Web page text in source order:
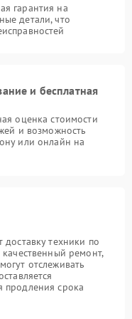
гарантия на
детали, что
и бесплатная
оценка стоимости
и возможность
или онлайн на
техники по
ремонт,
отслеживать
продления срока